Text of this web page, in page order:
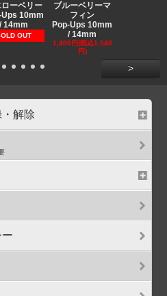
ローベリー
Ups 10mm
/ 14mm
OUT
ブルーベリーマ
フィン
Pop-Ups 10mm
/ 14mm
1,400円(税込1,540
円)
>
解除